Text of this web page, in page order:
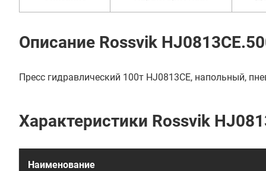
Описание Rossvik
Пресс гидравлический 100т HJ0813CE, напольный,
Характеристики Rossvik
Наименование